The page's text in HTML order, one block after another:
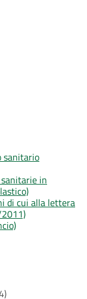
sanitario
in
di cui alla lettera
2011)